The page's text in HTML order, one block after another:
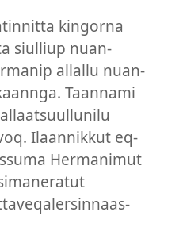
kingor­na
siul­liup nuan­
al­lal­lu nuan­
Taan­nami
Ilaan­nik­kut eq­
Hermanimut